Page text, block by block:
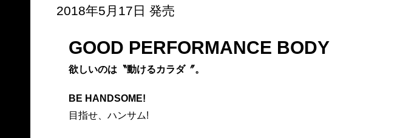
2018年5月17日 発売
GOOD PERFORMANCE BODY
欲しいのは〝動けるカラダ〞。
BE HANDSOME!
目指せ、ハンサム!